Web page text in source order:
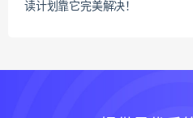
读计划靠它完美解决！